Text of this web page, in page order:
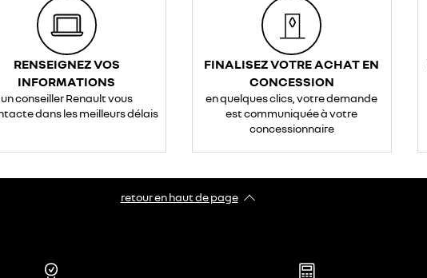
RENSEIGNEZ VOS
INFORMATIONS
un conseiller Renault vous
dans les meilleurs délais
FINALISEZ VOTRE ACHAT EN
CONCESSION
en quelques clics, votre demande
est communiquée à votre
concessionnaire
retour en haut de page​